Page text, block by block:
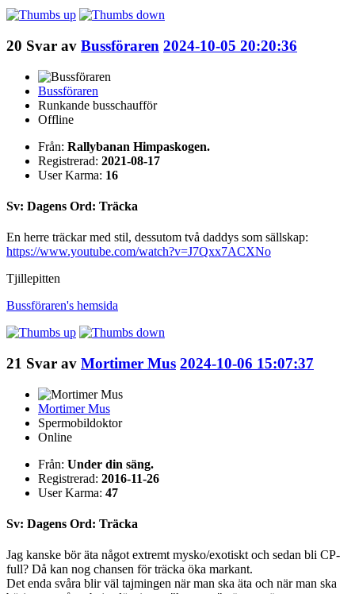
20 Svar av Bussföraren 2024-10-05 20:20:36
Bussföraren
Runkande busschaufför
Offline
Från: Rallybanan Himpaskogen.
Registrerad: 2021-08-17
User Karma: 16
Sv: Dagens Ord: Träcka
En herre träckar med stil, dessutom två daddys som sällskap:
https://www.youtube.com/watch?v=J7Qxx7ACXNo
Tjillepitten
Bussföraren's hemsida
21 Svar av Mortimer Mus 2024-10-06 15:07:37
Mortimer Mus
Spermobildoktor
Online
Från: Under din säng.
Registrerad: 2016-11-26
User Karma: 47
Sv: Dagens Ord: Träcka
Jag kanske bör äta något extremt mysko/exotiskt och sedan bli CP-
full? Då kan nog chansen för träcka öka markant.
Det enda svåra blir väl tajmingen när man ska äta och när man ska